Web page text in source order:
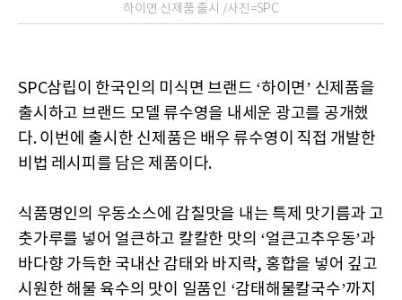
하이면 신제품 출시 /사진=SPC
SPC삼립이 한국인의 미식면 브랜드 ‘하이면’ 신제품을
출시하고 브랜드 모델 류수영을 내세운 광고를 공개했
다. 이번에 출시한 신제품은 배우 류수영이 직접 개발한
비법 레시피를 담은 제품이다.
식품명인의 우동소스에 감칠맛을 내는 특제 맛기름과 고
춧가루를 넣어 얼큰하고 칼칼한 맛의 ‘얼큰고추우동’과
바다향 가득한 국내산 감태와 바지락, 홍합을 넣어 깊고
시원한 해물 육수의 맛이 일품인 ‘감태해물칼국수’까지